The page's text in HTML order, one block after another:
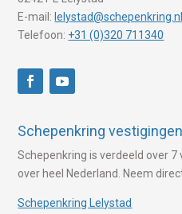
E-mail: lelystad@schepenkring.nl
Telefoon: +31 (0)320 711340
Schepenkring vestigingen
Schepenkring is verdeeld over
over heel Nederland. Neem
Schepenkring Lelystad